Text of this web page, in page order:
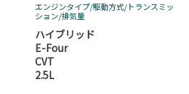
エンジンタイプ/駆動方式/トランスミッ
ション/排気量
ハイブリッド
E-Four
CVT
2.5L